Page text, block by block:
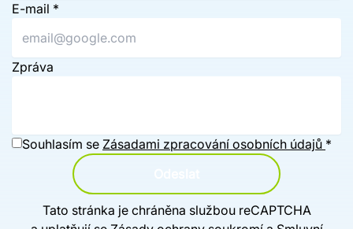
E-mail *
Zpráva
Souhlasím se Zásadami zpracování osobních údajů *
Tato stránka je chráněna službou reCAPTCHA